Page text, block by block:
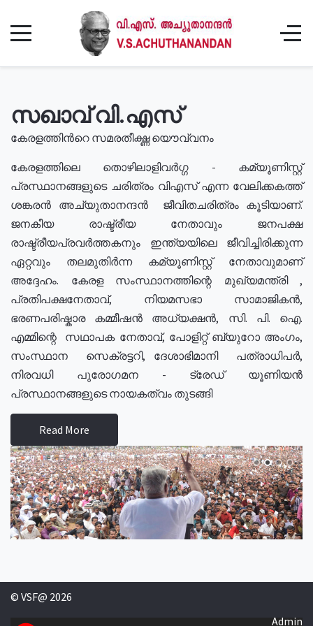
സഖാവ് വി.എസ്
കേരളത്തിൻറെ സമരതീക്ഷ്ണ യൌവ്വനം
കേരളത്തിലെ തൊഴിലാളിവർഗ്ഗ - കമ്യൂണിസ്റ്റ്
പ്രസ്ഥാനങ്ങളുടെ ചരിത്രം വിഎസ് എന്ന വേലിക്കകത്ത്
ശങ്കരൻ അച്യുതാനന്ദൻ ജീവിതചരിത്രം കൂടിയാണ്.
ജനകീയ രാഷ്ട്രീയ നേതാവും ജനപക്ഷ
രാഷ്ട്രീയപ്രവർത്തകനും ഇന്ത്യയിലെ ജീവിച്ചിരിക്കുന്ന
ഏറ്റവും തലമുതിർന്ന കമ്യൂണിസ്റ്റ് നേതാവുമാണ്
അദ്ദേഹം. കേരള സംസ്ഥാനത്തിന്റെ മുഖ്യമന്ത്രി ,
പ്രതിപക്ഷനേതാവ്, നിയമസഭാ സാമാജികൻ,
ഭരണപരിഷ്കാര കമ്മീഷൻ അധ്യക്ഷൻ, സി. പി. ഐ.
എമ്മിന്റെ സഥാപക നേതാവ്, പോളിറ്റ് ബ്യുറോ അംഗം,
സംസ്ഥാന സെക്രട്ടറി, ദേശാഭിമാനി പത്രാധിപർ,
നിരവധി പുരോഗമന - ട്രേഡ് യൂണിയൻ
പ്രസ്ഥാനങ്ങളുടെ നായകത്വം തുടങ്ങി
Read More
© VSF@ 2026
Admin